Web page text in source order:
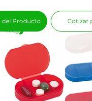
del Producto Cotizar